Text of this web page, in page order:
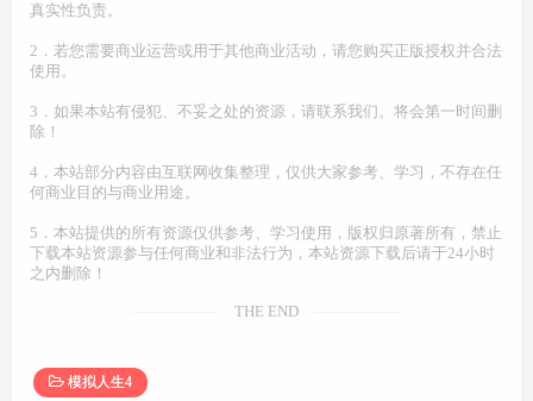
真实性负责。
2．若您需要商业运营或用于其他商业活动，请您购买正版授权并合法
使用。
3．如果本站有侵犯、不妥之处的资源，请联系我们。将会第一时间删
除！
4．本站部分内容由互联网收集整理，仅供大家参考、学习，不存在任
何商业目的与商业用途。
5．本站提供的所有资源仅供参考、学习使用，版权归原著所有，禁止
下载本站资源参与任何商业和非法行为，本站资源下载后请于24小时
之内删除！
THE END
模拟人生4